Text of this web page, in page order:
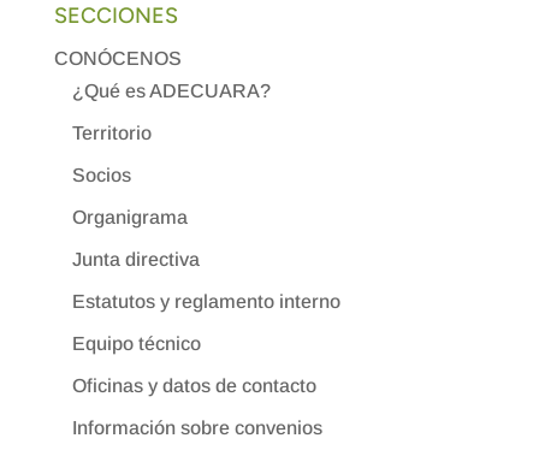
SECCIONES
CONÓCENOS
¿Qué es ADECUARA?
Territorio
Socios
Organigrama
Junta directiva
Estatutos y reglamento interno
Equipo técnico
Oficinas y datos de contacto
Información sobre convenios